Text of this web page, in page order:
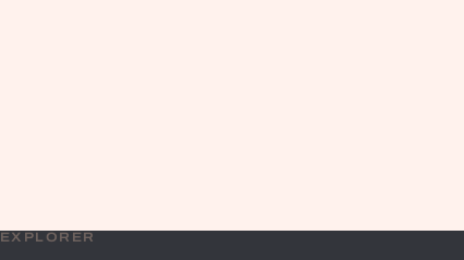
EXPLORER